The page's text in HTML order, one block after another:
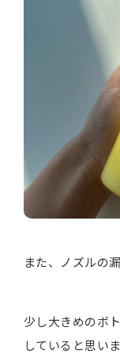
また、ノズルの
少し大きめのボ
していると思い